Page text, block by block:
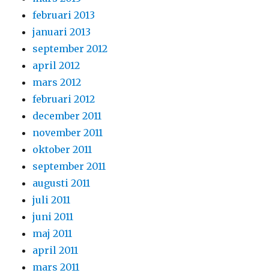
februari 2013
januari 2013
september 2012
april 2012
mars 2012
februari 2012
december 2011
november 2011
oktober 2011
september 2011
augusti 2011
juli 2011
juni 2011
maj 2011
april 2011
mars 2011